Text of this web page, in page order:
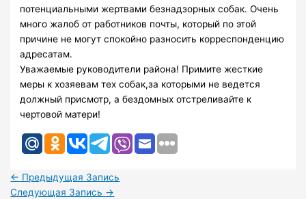
потенциальными жертвами безнадзорных собак. Очень
много жалоб от работников почты, который по этой
причине не могут спокойно разносить корреспонденцию
адресатам.
Уважаемые руководители района! Примите жесткие
меры к хозяевам тех собак,за которыми не ведется
должный присмотр, а бездомных отстреливайте к
чертовой матери!
← Предыдущая Запись
Следующая Запись →